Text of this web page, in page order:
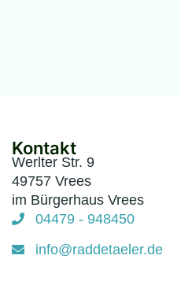
Kontakt
Werlter Str. 9
49757 Vrees
im Bürgerhaus Vrees
04479 - 948450
info@raddetaeler.de